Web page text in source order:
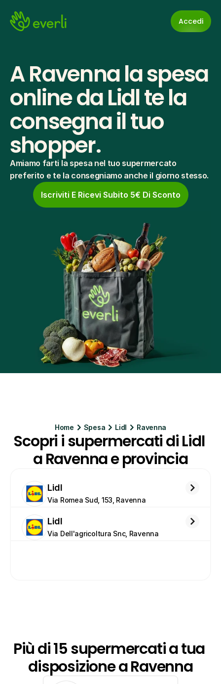
Accedi
A Ravenna la spesa
online da Lidl te la
consegna il tuo
shopper.
Amiamo farti la spesa nel tuo supermercato
preferito e te la consegniamo anche il giorno stesso.
Iscriviti E Ricevi Subito 5€ Di Sconto
Home Spesa Lidl Ravenna
Scopri i supermercati di Lidl
a Ravenna e provincia
Lidl
Via Romea Sud, 153, Ravenna
Lidl
Via Dell'agricoltura Snc, Ravenna
Più di 15 supermercati a tua
disposizione a Ravenna